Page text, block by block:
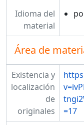
Idioma del
material
Área de
Existencia y
localización
de
originales
=17